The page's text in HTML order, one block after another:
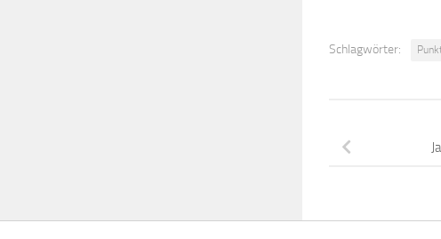
Schlagwörter: